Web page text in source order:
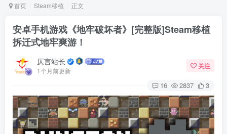
首页 Steam移植 正文
安卓手机游戏《地牢破坏者》[完整版]Steam移植
拆迁式地牢爽游！
仄言站长
1个月前更新
关注
16 2837 3